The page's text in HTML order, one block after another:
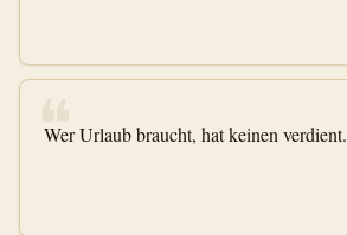
❝
Wer Urlaub braucht, hat keinen verdient.